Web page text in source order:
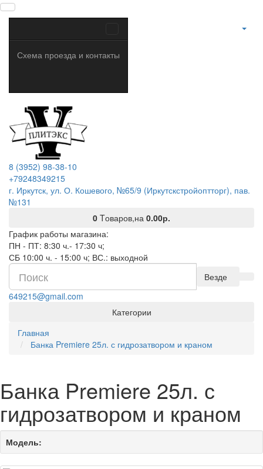
Схема проезда и контакты
8 (3952) 98-38-10
+79248349215
г. Иркутск, ул. О. Кошевого, №65/9 (Иркутскстройоптторг), пав.
№131
0 Tоваров,на 0.00р.
График работы магазина:
ПН - ПТ: 8:30 ч.- 17:30 ч;
СБ 10:00 ч. - 15:00 ч; ВС.: выходной
Везде
649215@gmail.com
Категории
Главная
Банка Premiere 25л. с гидрозатвором и краном
Банка Premiere 25л. с
гидрозатвором и краном
Модель: